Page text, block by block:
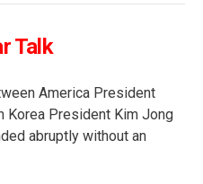
Talk
America President
Korea President Kim Jong
abruptly without an